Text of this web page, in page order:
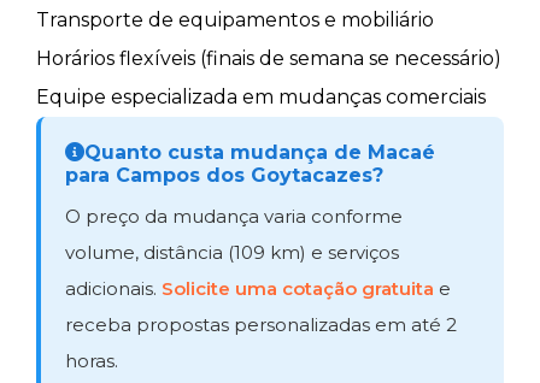
Transporte de equipamentos e mobiliário
Horários flexíveis (finais de semana se necessário)
Equipe especializada em mudanças comerciais
Quanto custa mudança de Macaé
para Campos dos Goytacazes?
O preço da mudança varia conforme
volume, distância (109 km) e serviços
adicionais. Solicite uma cotação gratuita e
receba propostas personalizadas em até 2
horas.